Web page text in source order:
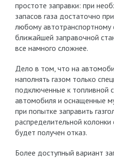
простоте заправки: при
запасов газа достаточно
любому автотранспортному
ближайшей заправочной
все намного сложнее.
Дело в том, что на
наполнять газом только
подключенные к топливной
автомобиля и оснащенные
при попытке заправить
распределительной
будет получен отказ.
Более доступный вариант